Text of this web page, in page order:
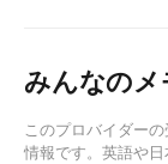
みんなのメ
このプロバイダー
情報です。英語や日